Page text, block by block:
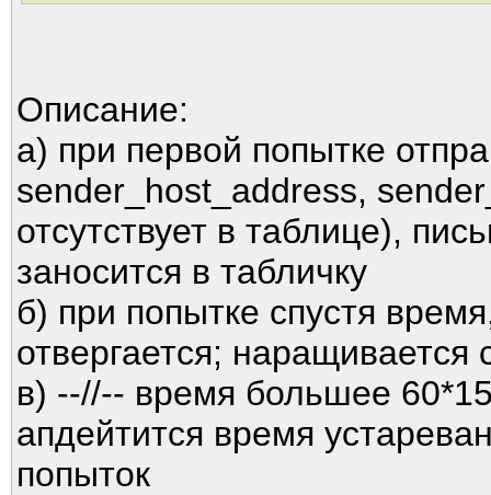
Описание:
а) при первой попытке
sender_host_address,
отсутствует в таблице),
заносится в табличку
б) при попытке спустя
отвергается; наращивается
в) --//-- время большее
апдейтится время
попыток